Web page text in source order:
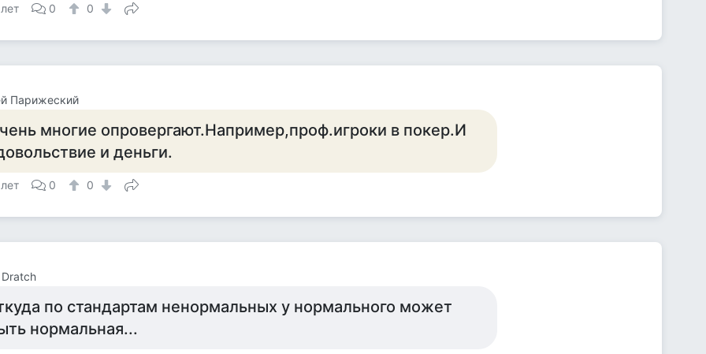
0 0
Парижеский
многие опровергают.Например,проф.игроки в покер.И
и деньги.
0 0
по стандартам ненормальных у нормального может
нормальная...